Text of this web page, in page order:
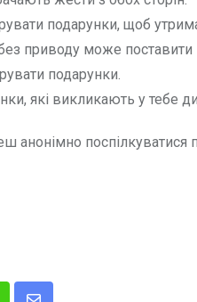
подарунки, щоб
приводу може
подарунки.
які викликають у тебе
анонімно